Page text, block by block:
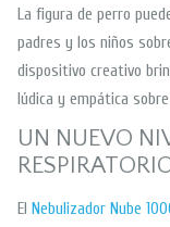
La figura de perro
padres y los niños
dispositivo creativo
lúdica y empática
UN NUEVO
El Nebulizador Nube